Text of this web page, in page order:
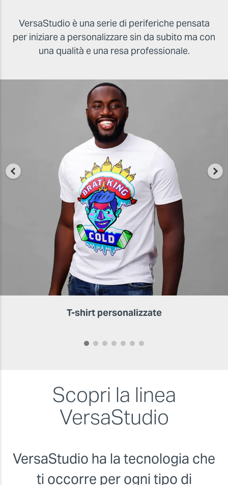
VersaStudio è una serie di periferiche pensata
per iniziare a personalizzare sin da subito ma con
una qualità e una resa professionale.
T-shirt personalizzate
Scopri la linea
VersaStudio
VersaStudio ha la tecnologia che
ti occorre per ogni tipo di